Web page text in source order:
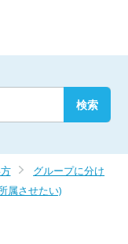
グループに分け
属させたい)